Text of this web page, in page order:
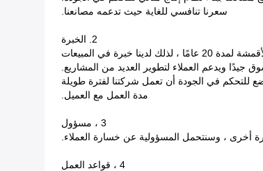
سعرنا تنافسي للغاية حيث تدعمه مصانعنا.
2. الخبرة
خبرة في المبيعات
جيدًا ويدعم العملاء لتطوير العديد من المشاريع.
للتحكم في الجودة أن تعمل شركتنا لفترة طويلة
مدة العمل مع العميل.
3 ، مسؤول
أخرى ، وسنتحمل المسؤولية عن خسارة العملاء.
4 ، قواعد العمل